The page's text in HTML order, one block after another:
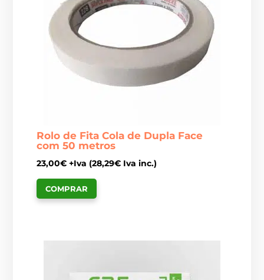
Rolo de Fita Cola de Dupla Face
com 50 metros
23,00€ +Iva (28,29€ Iva inc.)
COMPRAR